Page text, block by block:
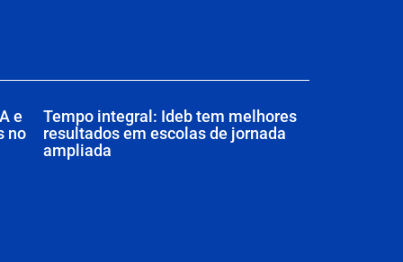
e
no
Tempo integral: Ideb tem melhores
resultados em escolas de jornada
ampliada